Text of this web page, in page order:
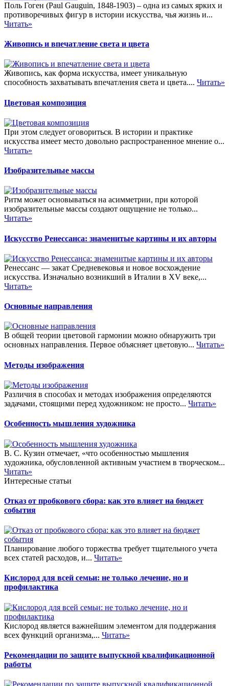
Поль Гоген (Paul Gauguin, 1848-1903) – одна из самых ярких и
противоречивых фигур в истории искусства, чья жизнь и...
Читать»
Живопись и впечатление света и цвета
Живопись, как форма искусства, имеет уникальную
способность захватывать впечатления света и цвета.... Читать»
Цветовая композиция
При этом следует оговориться. В истории и практике
искусства имеет место довольно распространенное мнение о...
Читать»
Изобразительные массы
Ритм может основываться на асимметрии, при которой
изобразительные массы создают ощущение не только...
Читать»
Искусство Ренессанса: знаменитые картины и их авторы
Ренессанс — закат Средневековья и новое восхождение
искусства. Изначально возникший в Италии в XV веке,...
Читать»
Основные направления
В общей теории цветовой гармонии можно обнаружить три
основных направления. Первое объясняет цветовую... Читать»
Методы изображения
Различия в способах и методах изображения определяются
задачами, стоящими перед художником: не просто... Читать»
Особенность мышления художника
В. С. Кузин отмечает, «что особенностью мышления
художника, обусловленной активным участием в творческом...
Читать»
Интересные статьи
Отказ от пробкового сбора: как это влияет на бюджет
события
Планирование любого торжества требует тщательного учета
всех статей расходов, и... Читать»
Кислород для всей семьи: не только лечение, но и
профилактика
Кислород является важнейшим элементом для поддержания
всех функций организма,... Читать»
Рекомендации по защите выпускной квалификационной
работы